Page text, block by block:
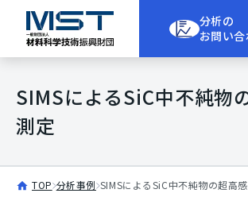
分析の
お問い合
SIMSによるSiC中不純物
測定
TOP 分析事例 SIMSによるSiC中不純物の超高